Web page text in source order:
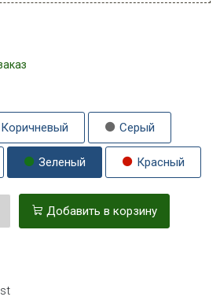
Коричневый Серый
Зеленый Красный
Добавить в корзину